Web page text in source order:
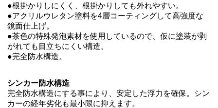
●根掛かりしにくく、根掛かりしても外れやすい。
●アクリルウレタン塗料を4層コーティングして高強度な
鏡面仕上げ。
●茶色の特殊発泡素材を使用しているので、仮に塗装が剥
がれても目立ちにくい構造。
●完全防水構造。
シンカー防水構造
完全防水構造にする事により、安定した浮力を確保。シン
カーの経年劣化も最小限に抑えます。